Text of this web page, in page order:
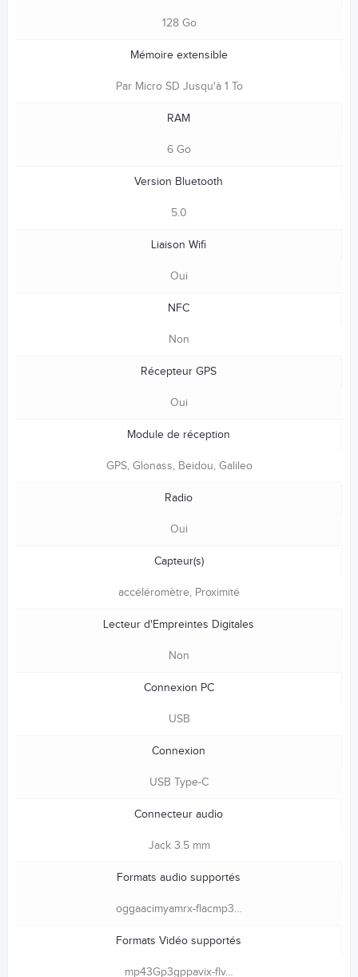
128 Go
Mémoire extensible
Par Micro SD Jusqu'à 1 To
RAM
6 Go
Version Bluetooth
5.0
Liaison Wifi
Oui
NFC
Non
Récepteur GPS
Oui
Module de réception
GPS, Glonass, Beidou, Galileo
Radio
Oui
Capteur(s)
accéléromètre, Proximité
Lecteur d'Empreintes Digitales
Non
Connexion PC
USB
Connexion
USB Type-C
Connecteur audio
Jack 3.5 mm
Formats audio supportés
oggaacimyamrx-flacmp3…
Formats Vidéo supportés
mp43Gp3gppavix-flv…